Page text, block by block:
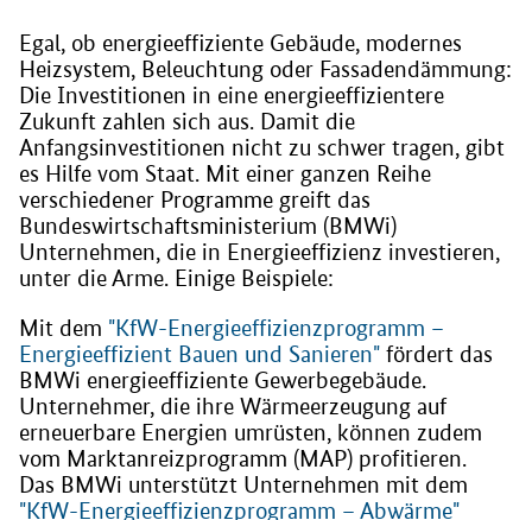
Egal, ob energieeffiziente Gebäude, modernes
Heizsystem, Beleuchtung oder Fassadendämmung:
Die Investitionen in eine energieeffizientere
Zukunft zahlen sich aus. Damit die
Anfangsinvestitionen nicht zu schwer tragen, gibt
es Hilfe vom Staat. Mit einer ganzen Reihe
verschiedener Programme greift das
Bundeswirtschaftsministerium (BMWi)
Unternehmen, die in Energieeffizienz investieren,
unter die Arme. Einige Beispiele:
Mit dem "KfW-Energieeffizienzprogramm –
Energieeffizient Bauen und Sanieren" fördert das
BMWi energieeffiziente Gewerbegebäude.
Unternehmer, die ihre Wärmeerzeugung auf
erneuerbare Energien umrüsten, können zudem
vom Marktanreizprogramm (MAP) profitieren.
Das BMWi unterstützt Unternehmen mit dem
"KfW-Energieeffizienzprogramm – Abwärme"